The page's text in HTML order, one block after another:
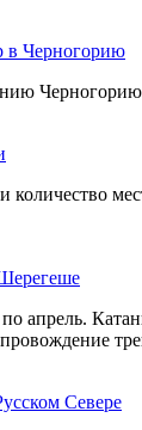
в Черногорию
апрель.
Севере